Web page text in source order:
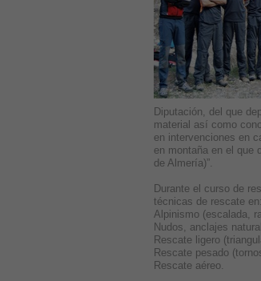
Diputación, del que
material así como
en intervenciones en
en montaña en el que
de Almería)”.
Durante el curso de
técnicas de rescate en:
Alpinismo (escalada,
Nudos, anclajes
Rescate ligero
Rescate pesado
Rescate aéreo.